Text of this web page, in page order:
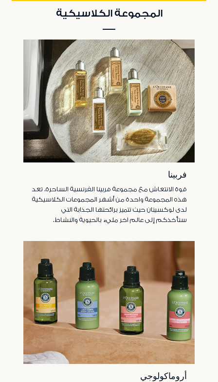
المجموعة الكلاسيكية
فربينا
قوة الانتعاش مع مجموعة فربينا الفرنسية الساحرة. تعد
هذه المجموعة واحدة من أشهر المجموعات الكلاسيكية
لدى لوكسيتان حيث تتميز برائحتها الجذابة التي
ستأخذكم إلى عالم اخر مليء بالحيوية والنشاط.
أروماكولوجي